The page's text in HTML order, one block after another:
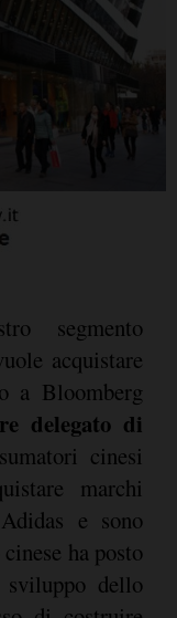
segmento
acquistare
a Bloomberg
delegato di
cinesi
marchi
e sono
ha posto
dello